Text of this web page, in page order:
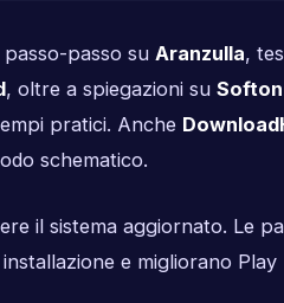
passo su Aranzulla,
, oltre a spiegazioni su
pratici. Anche
schematico.
il sistema aggiornato. Le
e migliorano